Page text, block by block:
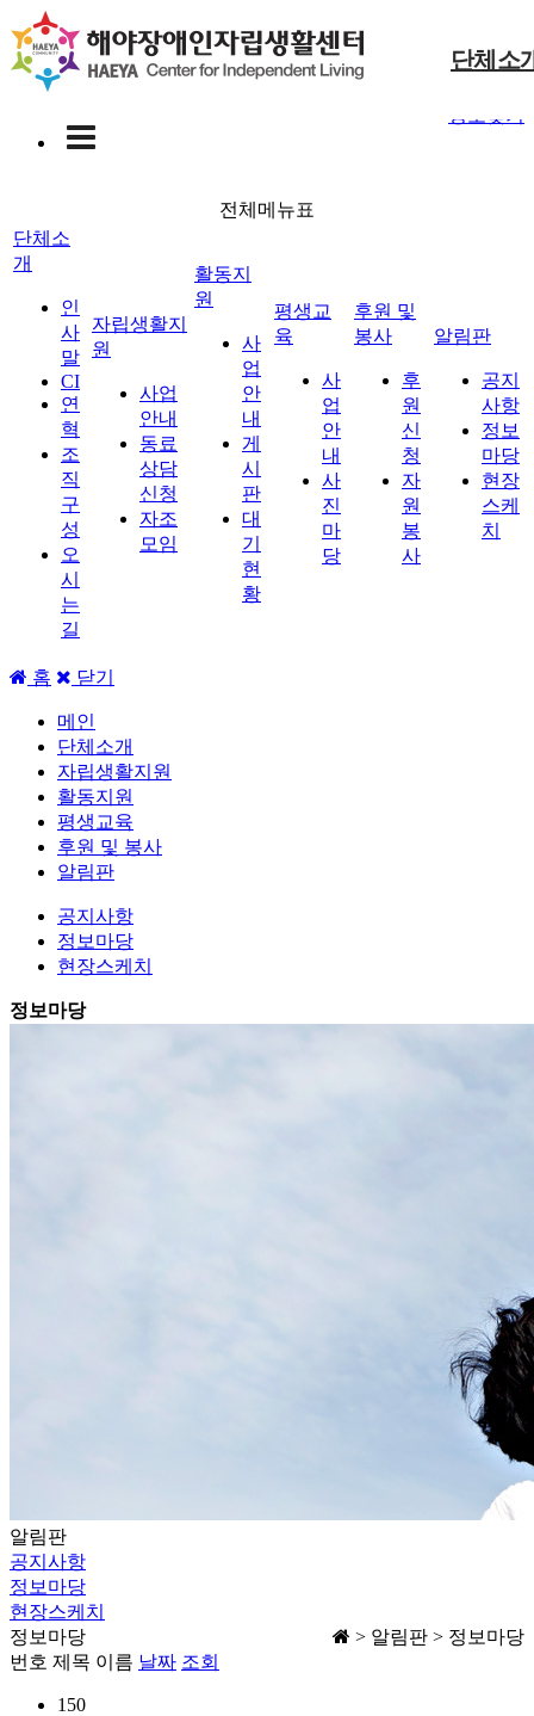
본문 바로가기
로그인
정보찾기
해야장애인자립생활센터
단체소
사업안내
활동지원
후원 및 봉사
후원신청
알림판
전체메뉴표
단체소
개
인
사
말
CI
연
혁
조
직
구
성
오
시
는
길
자립생활지
원
사업
안내
동료
상담
신청
자조
모임
활동지
원
사
업
안
내
게
시
판
대
기
현
황
평생교
육
사
업
안
내
사
진
마
당
후원 및
봉사
후
원
신
청
자
원
봉
사
알림판
공지
사항
정보
마당
현장
스케
치
홈 닫기
메인
단체소개
자립생활지원
활동지원
평생교육
후원 및 봉사
알림판
공지사항
정보마당
현장스케치
정보마당
알림판
공지사항
정보마당
현장스케치
> 알림판 > 정보마당
정보마당
번호 제목 이름 날짜 조회
150